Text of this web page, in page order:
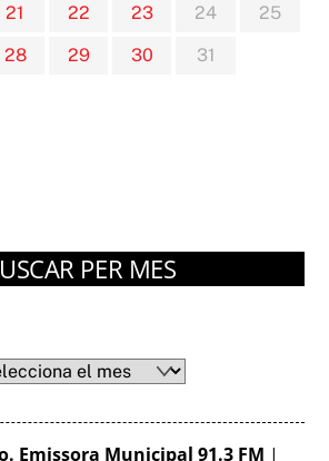
21 22 23 24
25
28 29 30
31
PER MES
Emissora Municipal 91.3 FM |